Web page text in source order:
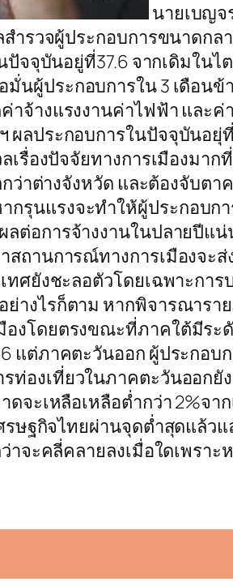
นายเบญจ
ำรวจผู้ประกอบการขนาดก
จจุบันอยู่ที่37.6 จากเดิมใน
ประกอบการใน 3 เดือนข้า
าจ้างแรงงานค่าไฟฟ้า แล
ลประกอบการในปัจจุบันอยุ่
รื่องปัจจัยทางการเมืองมาก
ว่าต่างจังหวัด และต้องจับต
รุนแรงจะทำให้ผู้ประกอบก
ต่อการจ้างงานในปลายปีแ
ถานการณ์ทางการเมืองจะ
ทศยังชะลอตัวโดยเฉพาะก
างไรก็ตาม หากพิจารณา
องโดยตรงขณะที่ภาคใต้มีร
ต่ภาคตะวันออก ผู้ประกอบ
องเที่ยวในภาคตะวันออก
จะเหลือเหลือต่ำกว่า 2%จา
ษฐกิจไทยผ่านจุดต่ำสุดแล้ว
าจะคลี่คลายลงเมื่อใดเพร